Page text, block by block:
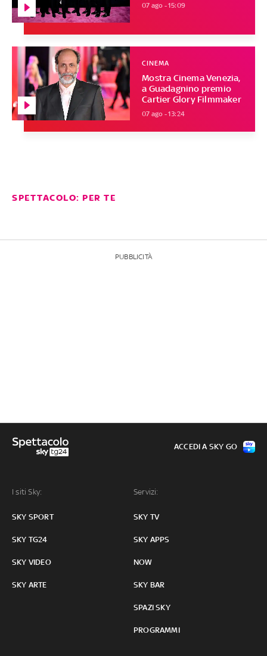
07 ago - 15:09
Mostra Cinema Venezia,
a Guadagnino premio
Cartier Glory Filmmaker
CINEMA
07 ago - 13:24
SPETTACOLO: PER TE
PUBBLICITÀ
I siti Sky:
SKY SPORT
SKY TG24
SKY VIDEO
SKY ARTE
Servizi:
SKY TV
SKY APPS
NOW
SKY BAR
SPAZI SKY
PROGRAMMI
ACCEDI A SKY GO